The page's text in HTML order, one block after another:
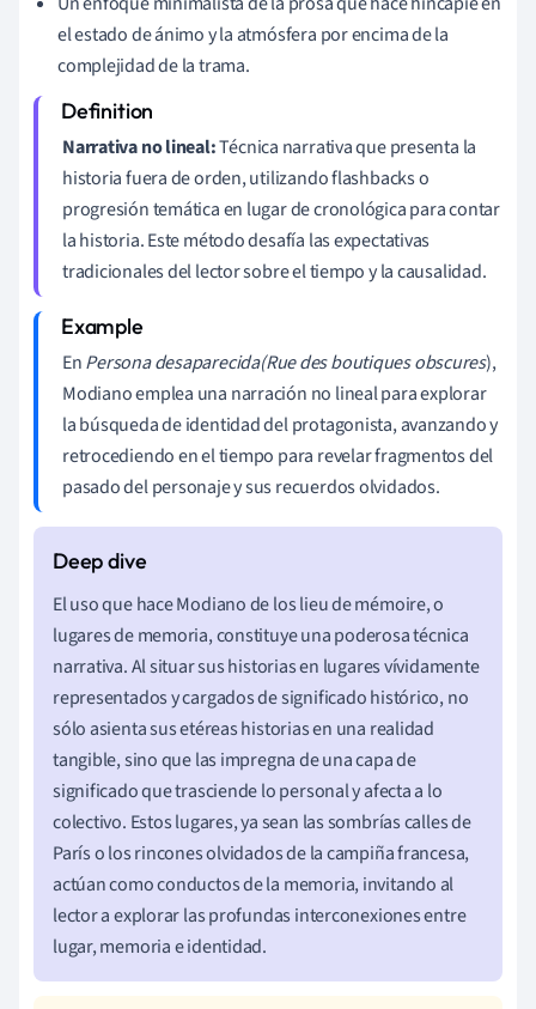
el estado de ánimo y la atmósfera por encima de la
complejidad de la trama.
Narrativa no lineal:Técnica narrativa que presenta la
historia fuera de orden, utilizando flashbacks o
progresión temática en lugar de cronológica para contar
la historia. Este método desafía las expectativas
tradicionales del lector sobre el tiempo y la causalidad.
EnPersona desaparecida(Rue des boutiques obscures),
Modiano emplea una narración no lineal para explorar
la búsqueda de identidad del protagonista, avanzando y
retrocediendo en el tiempo para revelar fragmentos del
pasado del personaje y sus recuerdos olvidados.
El uso que hace Modiano de los lieu de mémoire, o
lugares de memoria, constituye una poderosa técnica
narrativa. Al situar sus historias en lugares vívidamente
representados y cargados de significado histórico, no
sólo asienta sus etéreas historias en una realidad
tangible, sino que las impregna de una capa de
significado que trasciende lo personal y afecta a lo
colectivo. Estos lugares, ya sean las sombrías calles de
París o los rincones olvidados de la campiña francesa,
actúan como conductos de la memoria, invitando al
lector a explorar las profundas interconexiones entre
lugar, memoria e identidad.